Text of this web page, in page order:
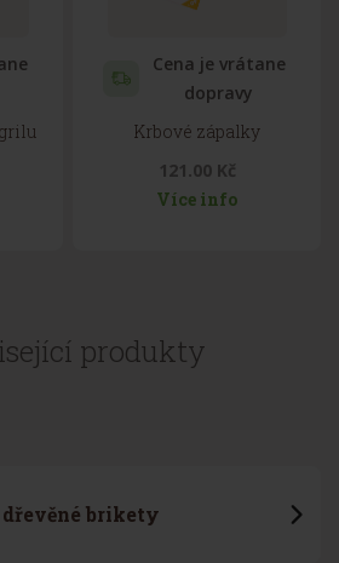
Cena je vrátane
dopravy
Krbové zápalky
121.00 Kč
Více info
produkty
dřevěné brikety